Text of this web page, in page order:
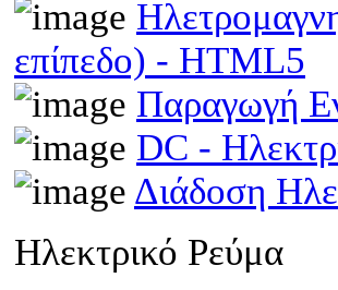
επίπεδο) - HTML5
Παραγωγή
DC -
Διάδοση
Ηλεκτρικό Ρεύμα